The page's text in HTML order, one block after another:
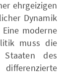
ehrgeizigen
Dynamik
moderne
muss die
des